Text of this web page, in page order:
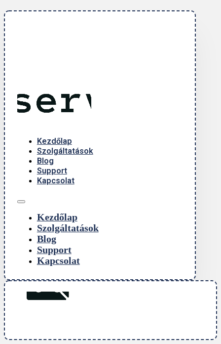
Kezdőlap
Szolgáltatások
Blog
Support
Kapcsolat
Kezdőlap
Szolgáltatások
Blog
Support
Kapcsolat